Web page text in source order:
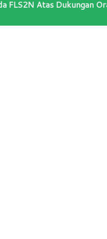
FLS2N Atas Dukungan